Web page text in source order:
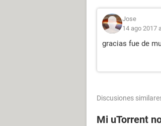
Jose
14 ago 2017
gracias fue de
Discusiones
Mi uTorrent